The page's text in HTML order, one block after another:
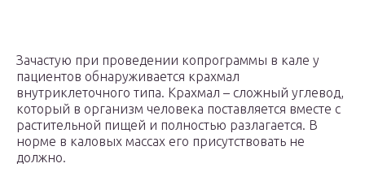
Зачастую при проведении копрограммы в кале у
пациентов обнаруживается крахмал
внутриклеточного типа. Крахмал – сложный углевод,
который в организм человека поставляется вместе с
растительной пищей и полностью разлагается. В
норме в каловых массах его присутствовать не
должно.